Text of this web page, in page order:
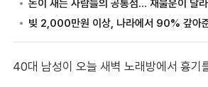
40대 남성이 오늘 새벽 노래방에서 흉기